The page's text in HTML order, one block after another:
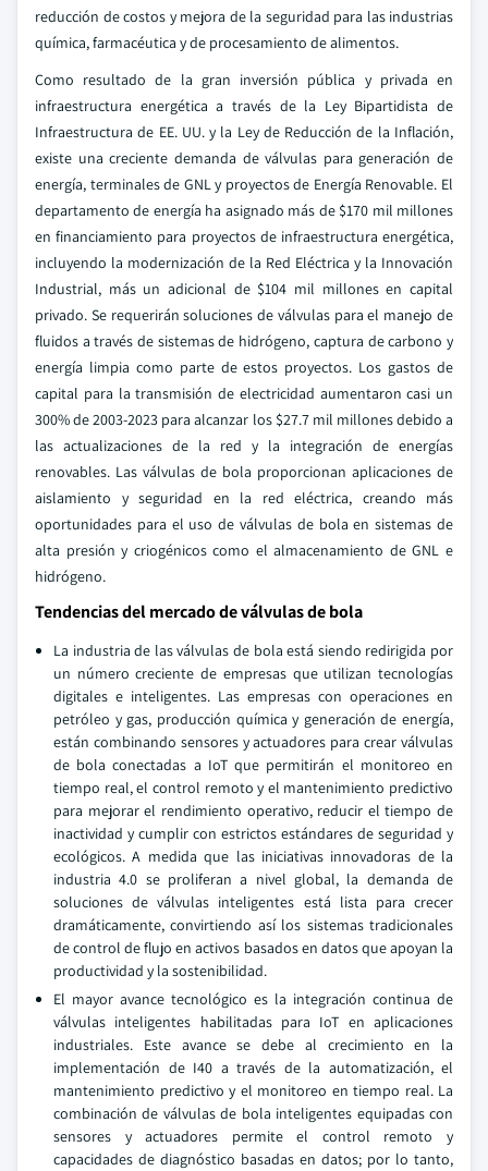
reducción de costos y mejora de la seguridad para las industrias
química, farmacéutica y de procesamiento de alimentos.
Como resultado de la gran inversión pública y privada en
infraestructura energética a través de la Ley Bipartidista de
Infraestructura de EE. UU. y la Ley de Reducción de la Inflación,
existe una creciente demanda de válvulas para generación de
energía, terminales de GNL y proyectos de Energía Renovable. El
departamento de energía ha asignado más de $170 mil millones
en financiamiento para proyectos de infraestructura energética,
incluyendo la modernización de la Red Eléctrica y la Innovación
Industrial, más un adicional de $104 mil millones en capital
privado. Se requerirán soluciones de válvulas para el manejo de
fluidos a través de sistemas de hidrógeno, captura de carbono y
energía limpia como parte de estos proyectos. Los gastos de
capital para la transmisión de electricidad aumentaron casi un
300% de 2003-2023 para alcanzar los $27.7 mil millones debido a
las actualizaciones de la red y la integración de energías
renovables. Las válvulas de bola proporcionan aplicaciones de
aislamiento y seguridad en la red eléctrica, creando más
oportunidades para el uso de válvulas de bola en sistemas de
alta presión y criogénicos como el almacenamiento de GNL e
hidrógeno.
Tendencias del mercado de válvulas de bola
La industria de las válvulas de bola está siendo redirigida por
un número creciente de empresas que utilizan tecnologías
digitales e inteligentes. Las empresas con operaciones en
petróleo y gas, producción química y generación de energía,
están combinando sensores y actuadores para crear válvulas
de bola conectadas a IoT que permitirán el monitoreo en
tiempo real, el control remoto y el mantenimiento predictivo
para mejorar el rendimiento operativo, reducir el tiempo de
inactividad y cumplir con estrictos estándares de seguridad y
ecológicos. A medida que las iniciativas innovadoras de la
industria 4.0 se proliferan a nivel global, la demanda de
soluciones de válvulas inteligentes está lista para crecer
dramáticamente, convirtiendo así los sistemas tradicionales
de control de flujo en activos basados en datos que apoyan la
productividad y la sostenibilidad.
El mayor avance tecnológico es la integración continua de
válvulas inteligentes habilitadas para IoT en aplicaciones
industriales. Este avance se debe al crecimiento en la
implementación de I40 a través de la automatización, el
mantenimiento predictivo y el monitoreo en tiempo real. La
combinación de válvulas de bola inteligentes equipadas con
sensores y actuadores permite el control remoto y
capacidades de diagnóstico basadas en datos; por lo tanto,